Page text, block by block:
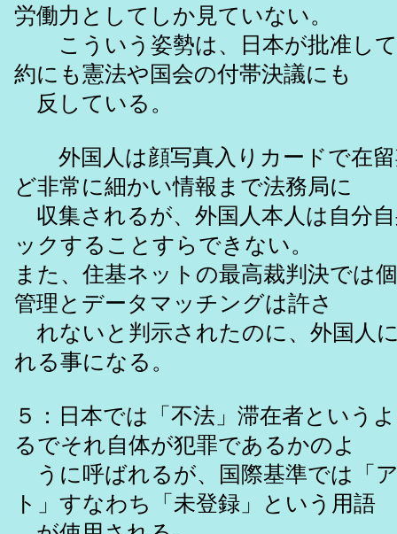
労働力としてしか見ていない。
こういう姿勢は、日本が批准して
約にも憲法や国会の付帯決議にも
反している。
外国人は顔写真入りカードで在留
ど非常に細かい情報まで法務局に
収集されるが、外国人本人は自分
ックすることすらできない。
また、住基ネットの最高裁判決では
管理とデータマッチングは許さ
れないと判示されたのに、外国人
れる事になる。
５：日本では「不法」滞在者という
るでそれ自体が犯罪であるかのよ
うに呼ばれるが、国際基準では「
ト」すなわち「未登録」という用語